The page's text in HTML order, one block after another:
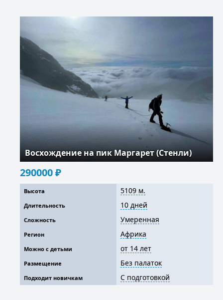
Восхождение на пик Маргарет (Стенли)
290000₽
Высота 5109 м.
Длительность 10 дней
Сложность Умеренная
Регион Африка
Можно с детьми от 14 лет
Размещение Без палаток
Подходит новичкам С подготовкой